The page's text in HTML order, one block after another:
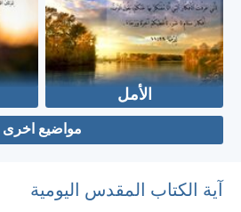
الأمل
مواضيع اخرى
آية الكتاب المقدس اليومية